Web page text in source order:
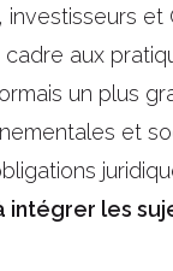
aux
un plus
et
les